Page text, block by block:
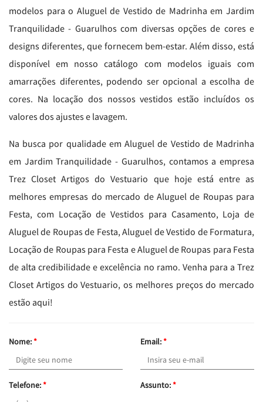
modelos para o Aluguel de Vestido de Madrinha em Jardim
Tranquilidade - Guarulhos com diversas opções de cores e
designs diferentes, que fornecem bem-estar. Além disso, está
disponível em nosso catálogo com modelos iguais com
amarrações diferentes, podendo ser opcional a escolha de
cores. Na locação dos nossos vestidos estão incluídos os
valores dos ajustes e lavagem.
Na busca por qualidade em Aluguel de Vestido de Madrinha
em Jardim Tranquilidade - Guarulhos, contamos a empresa
Trez Closet Artigos do Vestuario que hoje está entre as
melhores empresas do mercado de Aluguel de Roupas para
Festa, com Locação de Vestidos para Casamento, Loja de
Aluguel de Roupas de Festa, Aluguel de Vestido de Formatura,
Locação de Roupas para Festa e Aluguel de Roupas para Festa
de alta credibilidade e excelência no ramo. Venha para a Trez
Closet Artigos do Vestuario, os melhores preços do mercado
estão aqui!
Nome:* Email:*
Telefone:* Assunto:*